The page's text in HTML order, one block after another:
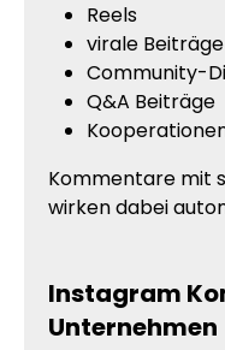
Reels
virale Beiträge
Community-
Q&A Beiträge
Kommentare mit
wirken dabei
Instagram
Unternehmen